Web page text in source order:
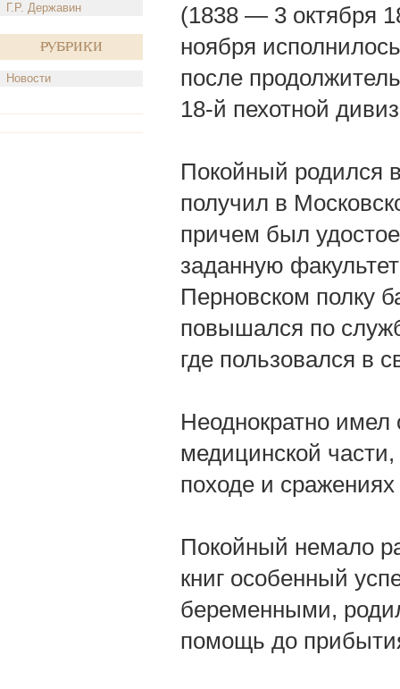
Г.Р. Державин
Рубрики
Новости
(1838 — 3 октября
ноября
после
18-й пехотной
Покойный родился
получил в
причем был
заданную
Перновском полку
повышался по
где пользовался в
Неоднократно имел
медицинской
походе и
Покойный немало
книг особенный
беременными,
помощь до